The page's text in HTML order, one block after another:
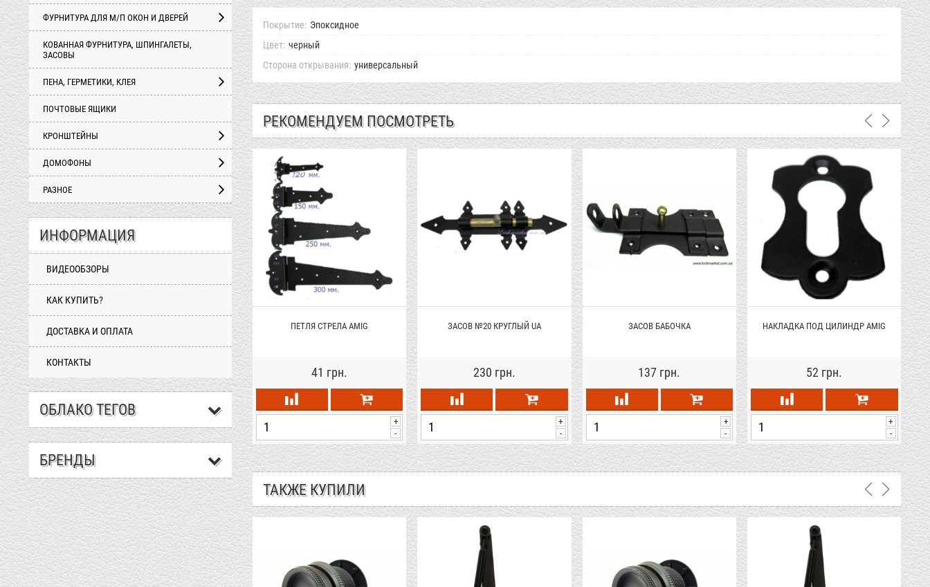
ФУРНИТУРА ДЛЯ М/П ОКОН И ДВЕРЕЙ
КОВАННАЯ ФУРНИТУРА, ШПИНГАЛЕТЫ,
ЗАСОВЫ
ПЕНА, ГЕРМЕТИКИ, КЛЕЯ
ПОЧТОВЫЕ ЯЩИКИ
КРОНШТЕЙНЫ
ДОМОФОНЫ
РАЗНОЕ
ИНФОРМАЦИЯ
ВИДЕООБЗОРЫ
КАК КУПИТЬ?
ДОСТАВКА И ОПЛАТА
КОНТАКТЫ
ОБЛАКО ТЕГОВ
БРЕНДЫ
Покрытие: Эпоксидное
Цвет: черный
Сторона открывания: универсальный
РЕКОМЕНДУЕМ ПОСМОТРЕТЬ
AMIG
-
БРОНЕНАКЛАДКА KALE НИКЕЛЬ
-
ПЕТЛЯ СТРЕЛА AMIG
41 грн.
-
+
ЗАСОВ №20 КРУГЛЫЙ UA
230 грн.
-
+
ЗАСОВ БАБОЧКА
137 грн.
-
+
НАКЛАДКА ПОД ЦИЛИНДР AMIG
52 грн.
-
+
ТАКЖЕ КУПИЛИ